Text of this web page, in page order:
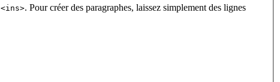
<ins>. Pour créer des paragraphes, laissez simplement des lignes